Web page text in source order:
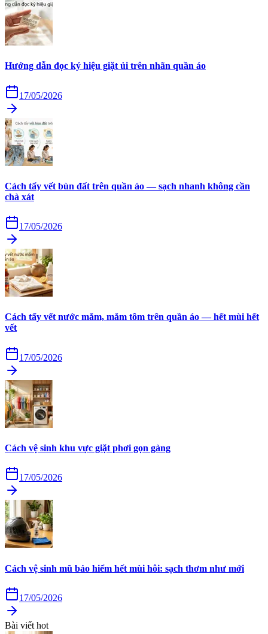
Hướng dẫn đọc ký hiệu giặt ủi trên nhãn quần áo
17/05/2026
Cách tẩy vết bùn đất trên quần áo — sạch nhanh không cần
chà xát
17/05/2026
Cách tẩy vết nước mắm, mắm tôm trên quần áo — hết mùi hết
vết
17/05/2026
Cách vệ sinh khu vực giặt phơi gọn gàng
17/05/2026
Cách vệ sinh mũ bảo hiểm hết mùi hôi: sạch thơm như mới
17/05/2026
Bài viết hot